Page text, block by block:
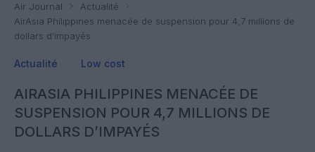
Air Journal
Actualité
AirAsia Philippines menacée de suspension pour 4,7 millions de
dollars d’impayés
Actualité Low cost
AIRASIA PHILIPPINES MENACÉE DE
SUSPENSION POUR 4,7 MILLIONS DE
DOLLARS D’IMPAYÉS